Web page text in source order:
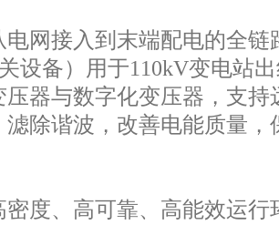
网接入到末端配电的全
设备）用于110kV变电站
器与数字化变压器，支
除谐波，改善电能质量
度、高可靠、高能效运行